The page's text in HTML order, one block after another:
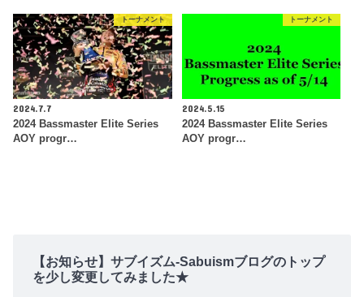
トーナメント
2024.7.7
2024 Bassmaster Elite Series
AOY progr…
トーナメント
2024.5.15
2024 Bassmaster Elite Series
AOY progr…
【お知らせ】サブイズム-Sabuismブログのトップ
を少し変更してみました★